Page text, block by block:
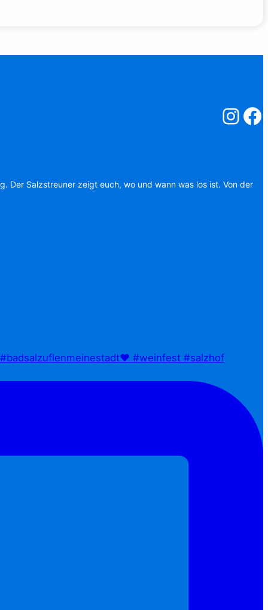
Der Salzstreuner zeigt euch, wo und wann was los ist. Von der